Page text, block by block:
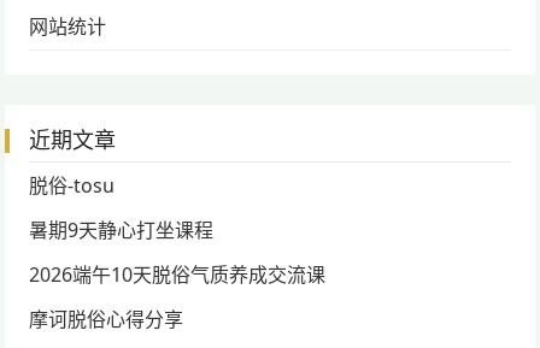
网站统计
近期文章
脱俗-tosu
暑期9天静心打坐课程
2026端午10天脱俗气质养成交流课
摩诃脱俗心得分享